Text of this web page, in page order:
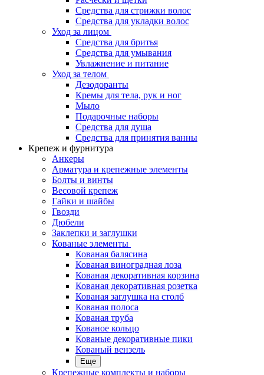
Средства для стрижки волос
Средства для укладки волос
Уход за лицом
Средства для бритья
Средства для умывания
Увлажнение и питание
Уход за телом
Дезодоранты
Кремы для тела, рук и ног
Мыло
Подарочные наборы
Средства для душа
Средства для принятия ванны
Крепеж и фурнитура
Анкеры
Арматура и крепежные элементы
Болты и винты
Весовой крепеж
Гайки и шайбы
Гвозди
Дюбели
Заклепки и заглушки
Кованые элементы
Кованая балясина
Кованая виноградная лоза
Кованая декоративная корзина
Кованая декоративная розетка
Кованая заглушка на столб
Кованая полоса
Кованая труба
Кованое кольцо
Кованые декоративные пики
Кованый вензель
Еще
Крепежные комплекты и наборы